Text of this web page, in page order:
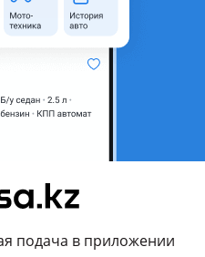
подача в приложении
Оригинал
Camry 55 Euro